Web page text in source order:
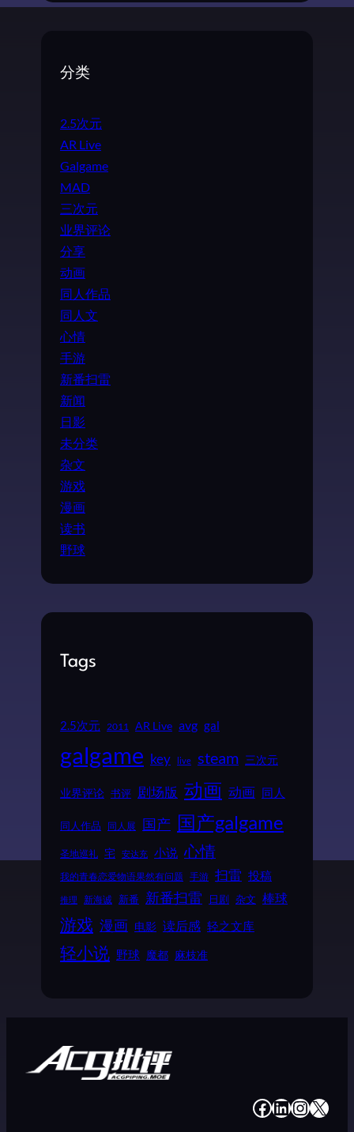
分类
2.5次元
AR Live
Galgame
MAD
三次元
业界评论
分享
动画
同人作品
同人文
心情
手游
新番扫雷
新闻
日影
未分类
杂文
游戏
漫画
读书
野球
Tags
2.5次元 2011 AR Live avg gal
galgame key live steam 三次元
业界评论 书评 剧场版 动画 动画 同人
同人作品 同人展 国产 国产galgame
圣地巡礼 宅 安达充 小说 心情
我的青春恋爱物语果然有问题 手游 扫雷 投稿
推理 新海诚 新番 新番扫雷 日剧 杂文 棒球
游戏 漫画 电影 读后感 轻之文库
轻小说 野球 魔都 麻枝准
# # # #